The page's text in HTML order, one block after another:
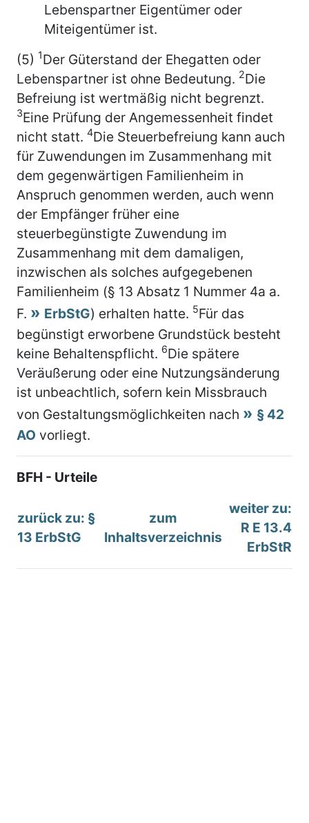
Lebenspartner Eigentümer oder
Miteigentümer ist.
(5) 1Der Güterstand der Ehegatten oder
Lebenspartner ist ohne Bedeutung. 2Die
Befreiung ist wertmäßig nicht begrenzt.
3Eine Prüfung der Angemessenheit findet
nicht statt. 4Die Steuerbefreiung kann auch
für Zuwendungen im Zusammenhang mit
dem gegenwärtigen Familienheim in
Anspruch genommen werden, auch wenn
der Empfänger früher eine
steuerbegünstigte Zuwendung im
Zusammenhang mit dem damaligen,
inzwischen als solches aufgegebenen
Familienheim (§ 13 Absatz 1 Nummer 4a a.
F.
ErbStG) erhalten hatte. 5Für das
begünstigt erworbene Grundstück besteht
keine Behaltenspflicht. 6Die spätere
Veräußerung oder eine Nutzungsänderung
ist unbeachtlich, sofern kein Missbrauch
von Gestaltungsmöglichkeiten nach
§ 42
AO vorliegt.
BFH - Urteile
zurück zu: §
13 ErbStG
zum
Inhaltsverzeichnis
weiter zu:
R E 13.4
ErbStR